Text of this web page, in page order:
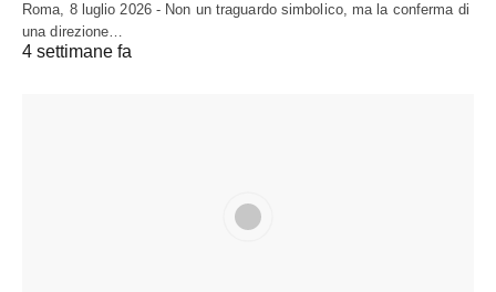
Roma, 8 luglio 2026 - Non un traguardo simbolico, ma la conferma di
una direzione…
4 settimane fa